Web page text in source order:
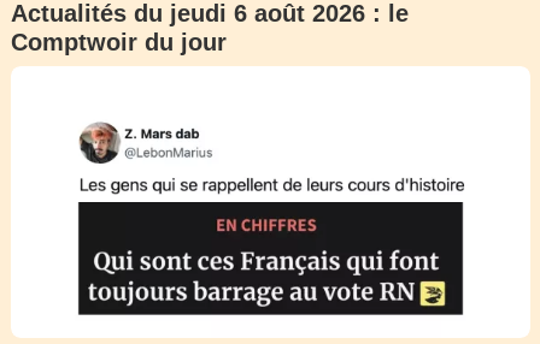
Actualités du jeudi 6 août 2026 : le
Comptwoir du jour